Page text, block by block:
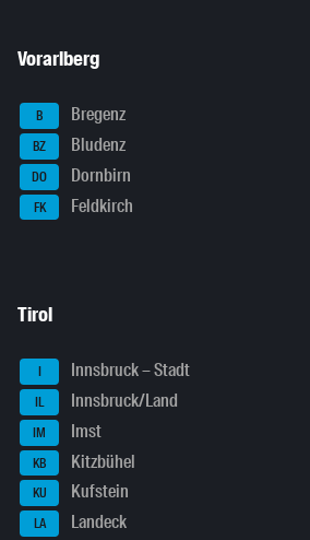
Vorarlberg
B Bregenz
BZ Bludenz
DO Dornbirn
FK Feldkirch
Tirol
I Innsbruck – Stadt
IL Innsbruck/Land
IM Imst
KB Kitzbühel
KU Kufstein
LA Landeck